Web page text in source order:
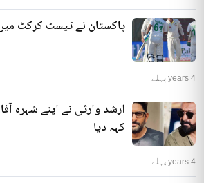
پاکستان نے ٹیسٹ کرکٹ
4 years پہلے
ارشد وارثی نے اپنے شہرہ
کہہ دیا
4 years پہلے